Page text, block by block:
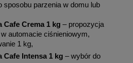
sposobu parzenia w domu lub
Cafe Crema 1 kg – propozycja
automacie ciśnieniowym,
1 kg,
Cafe Intensa 1 kg – wybór do